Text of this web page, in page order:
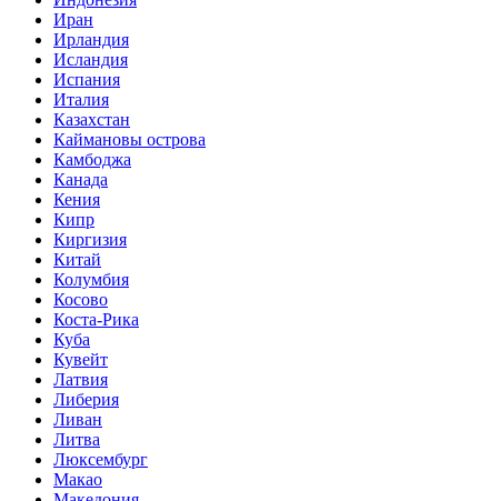
Иран
Ирландия
Исландия
Испания
Италия
Казахстан
Каймановы острова
Камбоджа
Канада
Кения
Кипр
Киргизия
Китай
Колумбия
Косово
Коста-Рика
Куба
Кувейт
Латвия
Либерия
Ливан
Литва
Люксембург
Макао